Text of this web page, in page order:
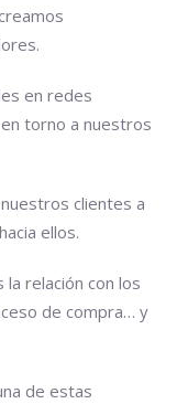
en redes
torno a nuestros
clientes a
ellos.
relación con los
de compra… y
de estas